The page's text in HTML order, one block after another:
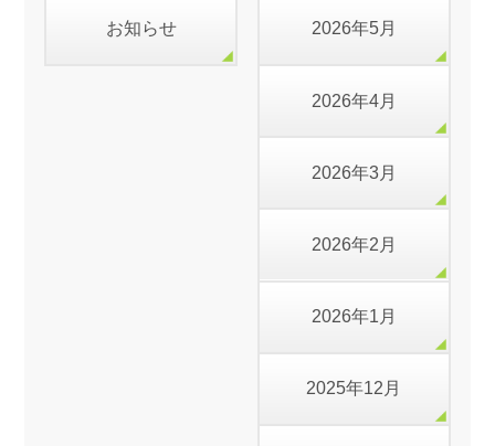
お知らせ 2026年5月
2026年4月
2026年3月
2026年2月
2026年1月
2025年12月